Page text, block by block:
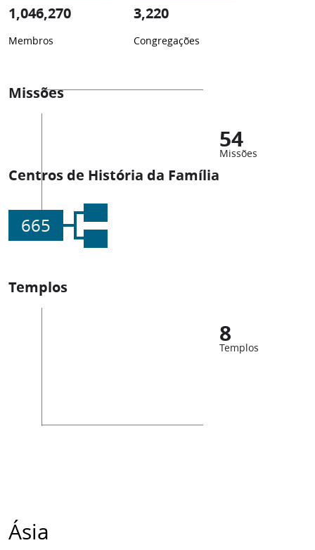
1,046,270
Membros
3,220
Congregações
Missões
54
Missões
Centros de História da Família
665
Templos
8
Templos
Ásia